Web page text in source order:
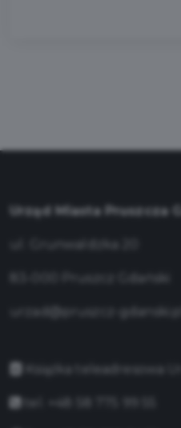
Urząd Miasta Pruszcza